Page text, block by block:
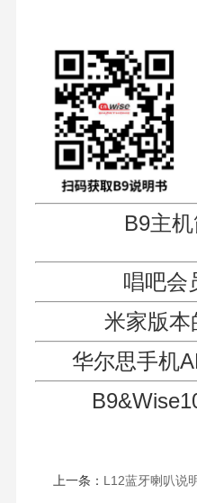
B9主
唱吧会
米家版本
华尔思手机
上一条： L12蓝牙喇叭说